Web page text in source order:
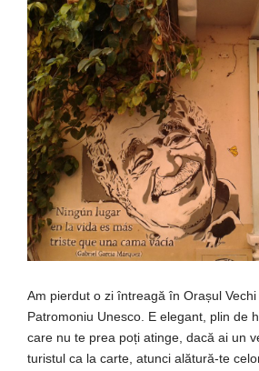
Am pierdut o zi întreagă în Orașul
Patromoniu Unesco. E elegant, plin de
care nu te prea poți atinge, dacă ai un
turistul ca la carte, atunci alătură-te